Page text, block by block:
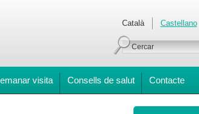
Català Castellano
visita Consells de salut Contacte